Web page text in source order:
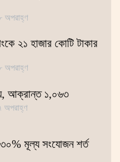
অপরাহ্ণ
২১ হাজার কোটি টাকার
অপরাহ্ণ
আক্রান্ত ১,০৬৩
অপরাহ্ণ
৩০% মূল্য সংযোজন শর্ত